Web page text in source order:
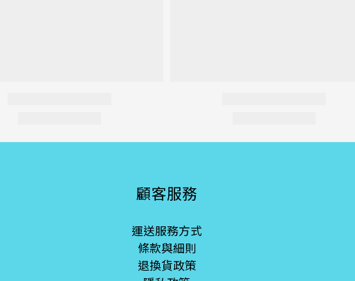
顧客服務
運送服務方式
條款與細則
退換貨政策